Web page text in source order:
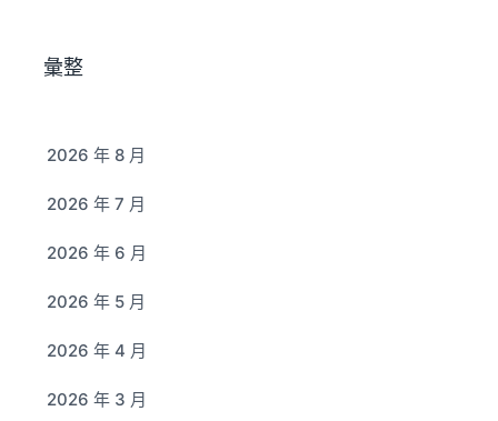
彙整
2026 年 8 月
2026 年 7 月
2026 年 6 月
2026 年 5 月
2026 年 4 月
2026 年 3 月